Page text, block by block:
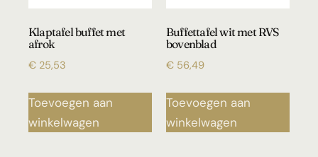
Klaptafel buffet met
afrok
€ 25,53
Toevoegen aan
winkelwagen
Buffettafel wit met RVS
bovenblad
€ 56,49
Toevoegen aan
winkelwagen